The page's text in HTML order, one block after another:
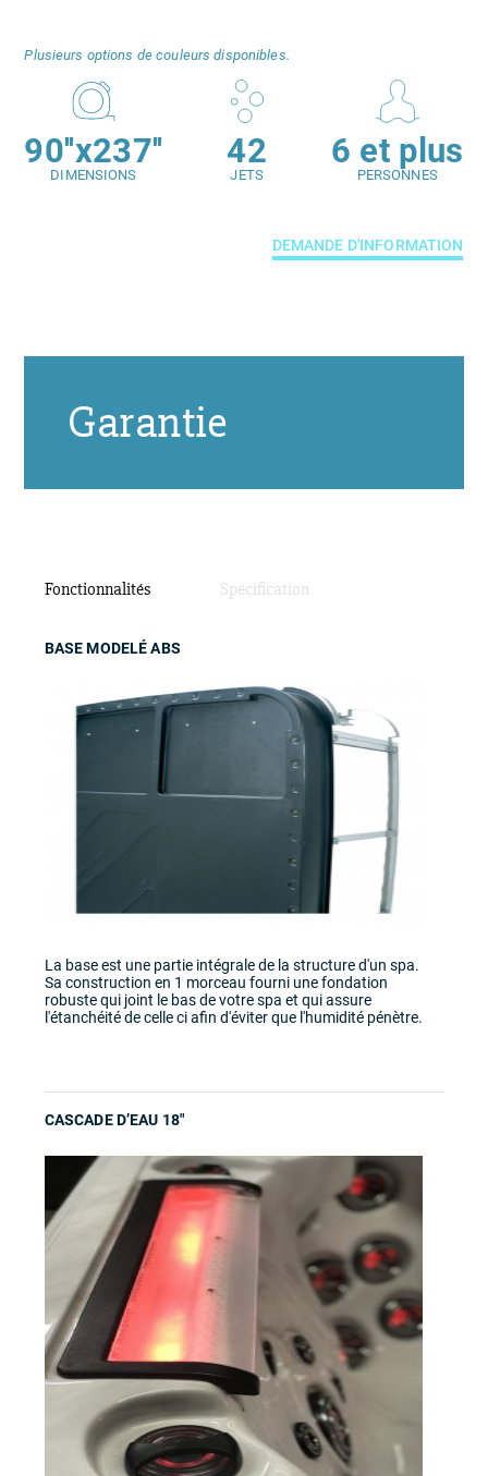
Plusieurs options de couleurs disponibles.
90''x237''
DIMENSIONS
42
JETS
6 et plus
PERSONNES
DEMANDE D'INFORMATION
Garantie
Fonctionnalités
BASE MODELÉ ABS
La base est une partie intégrale de la structure d'un spa.
Sa construction en 1 morceau fourni une fondation
robuste qui joint le bas de votre spa et qui assure
l'étanchéité de celle ci afin d'éviter que l'humidité pénètre.
CASCADE D’EAU 18″
Spécification